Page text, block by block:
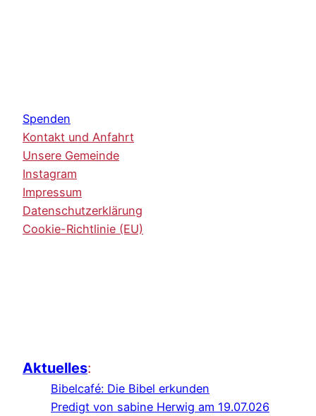
Spenden
Kontakt und Anfahrt
Unsere Gemeinde
Instagram
Impressum
Datenschutzerklärung
Cookie-Richtlinie (EU)
Aktuelles:
Bibelcafé: Die Bibel erkunden
Predigt von sabine Herwig am 19.07.026